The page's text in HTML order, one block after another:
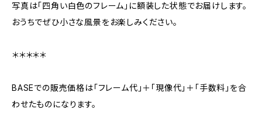
写真は「四角い白色のフレーム」に額装した状態でお届けします。
おうちでぜひ小さな風景をお楽しみください。
＊＊＊＊＊
BASEでの販売価格は「フレーム代」＋「現像代」＋「手数料」を合
わせたものになります。